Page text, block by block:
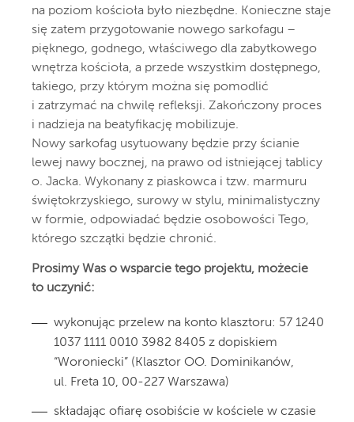
na poziom kościoła było niezbędne. Konieczne staje
się zatem przygotowanie nowego sarkofagu –
pięknego, godnego, właściwego dla zabytkowego
wnętrza kościoła, a przede wszystkim dostępnego,
takiego, przy którym można się pomodlić
i zatrzymać na chwilę refleksji. Zakończony proces
i nadzieja na beatyfikację mobilizuje.
Nowy sarkofag usytuowany będzie przy ścianie
lewej nawy bocznej, na prawo od istniejącej tablicy
o. Jacka. Wykonany z piaskowca i tzw. marmuru
świętokrzyskiego, surowy w stylu, minimalistyczny
w formie, odpowiadać będzie osobowości Tego,
którego szczątki będzie chronić.
Prosimy Was o wsparcie tego projektu, możecie
to uczynić:
wykonując przelew na konto klasztoru: 57 1240
1037 1111 0010 3982 8405 z dopiskiem
“Woroniecki” (Klasztor OO. Dominikanów,
ul. Freta 10, 00-227 Warszawa)
składając ofiarę osobiście w kościele w czasie